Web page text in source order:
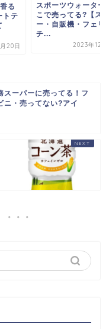
る
トテ
20日
スポーツウォーター
こで売ってる?【ス
ー・自販機・フェリ
チ...
2023年12
スーパーに売ってる！フ
ニ・売ってない?アイ